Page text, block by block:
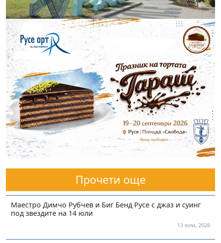
Прочети още
Маестро Димчо Рубчев и Биг Бенд Русе с джаз и суинг
под звездите на 14 юли
13 юли, 2026